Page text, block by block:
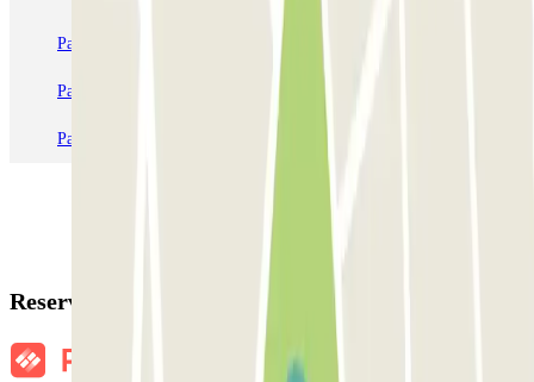
Parkeren in Parijs Parkeren in Venetië
Parkeren in Station Venetië Mestre Parkeren in Rome
Parkeren in Milaan Parkeren in Verona
Reserveringsgegevens